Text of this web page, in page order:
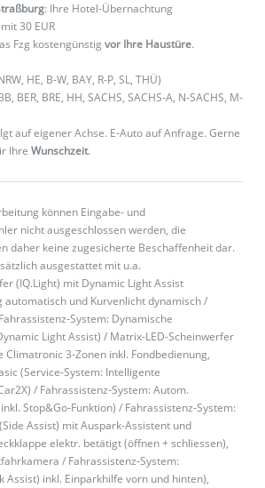
: Ihre Hotel-Übernachtung
30 EUR
Fzg kostengünstig vor Ihre Haustüre.
HE, B-W, BAY, R-P, SL, THÜ)
BER, BRE, HH, SACHS, SACHS-A, N-SACHS, M-
auf eigener Achse. E-Auto auf Anfrage. Gerne
Ihre Wunschzeit.
können Eingabe- und
nicht ausgeschlossen werden, die
daher keine zugesicherte Beschaffenheit dar.
ausgestattet mit u.a.
(IQ.Light) mit Dynamic Light Assist
und Kurvenlicht dynamisch /
System: Dynamische
Light Assist) / Matrix-LED-Scheinwerfer
Climatronic 3-Zonen inkl. Fondbedienung,
(Service-System: Intelligente
/ Fahrassistenz-System: Autom.
Stop&Go-Funktion) / Fahrassistenz-System:
Assist) mit Auspark-Assistent und
elektr. betätigt (öffnen + schliessen),
/ Fahrassistenz-System:
Assist) inkl. Einparkhilfe vorn und hinten),